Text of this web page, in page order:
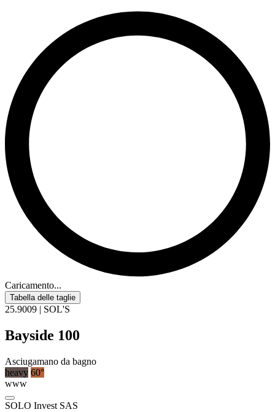
Caricamento...
Tabella delle taglie
25.9009 | SOL'S
Bayside 100
Asciugamano da bagno
heavy 60°
www
SOLO Invest SAS